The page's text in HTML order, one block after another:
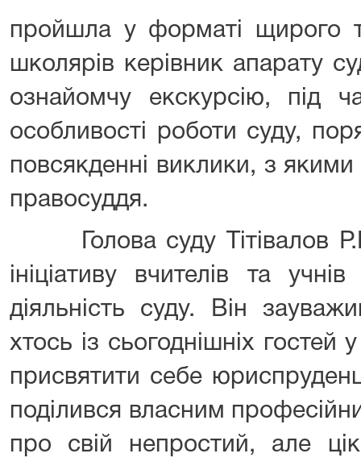
пройшла у форматі щирого
школярів керівник апарату
ознайомчу екскурсію, під
особливості роботи суду,
повсякденні виклики, з
правосуддя.
Голова суду Тітівалов
ініціативу вчителів та
діяльність суду. Він
хтось із сьогоднішніх
присвятити себе
поділився власним
про свій непростий, але